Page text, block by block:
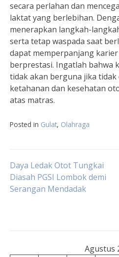
secara perlahan dan
laktat yang berlebihan.
menerapkan langkah-
serta tetap waspada saat
dapat memperpanjang
berprestasi. Ingatlah bahwa
tidak akan berguna jika
ketahanan dan kesehatan
atas matras.
Posted in Gulat, Olahraga
Navigasi
pos
Daya Ledak Otot Tungkai
Diasah PGSI Lombok demi
Serangan Mendadak
Agustus